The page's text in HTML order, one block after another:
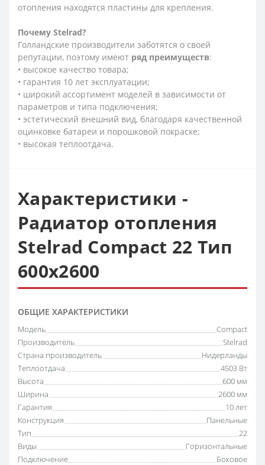
отопления находятся пластины для крепления.
Почему Stelrad?
Голландские производители заботятся о своей
репутации, поэтому имеют ряд преимуществ:
• высокое качество товара;
• гарантия 10 лет эксплуатации;
• широкий ассортимент моделей в зависимости от
параметров и типа подключения;
• эстетический внешний вид, благодаря качественной
оцинковке батареи и порошковой покраске;
• высокая теплоотдача.
Характеристики -
Радиатор отопления
Stelrad Compact 22 Тип
600х2600
ОБЩИЕ ХАРАКТЕРИСТИКИ
Модель
Compact
Производитель
Stelrad
Страна производитель
Нидерланды
Теплоотдача
4503 Вт
Высота
600 мм
Ширина
2600 мм
Гарантия
10 лет
Конструкция
Панельные
Тип
22
Виды
Горизонтальные
Подключение
Боковое